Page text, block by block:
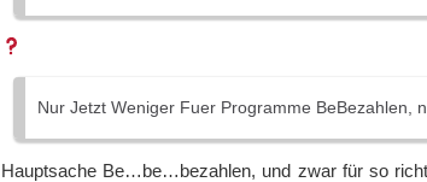
Nur Jetzt Weniger Fuer Programme BeBezahlen,
Hauptsache Be…be…bezahlen, und zwar für so